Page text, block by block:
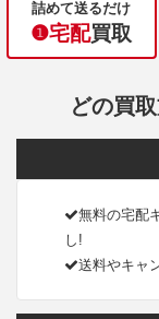
詰めて送るだけ
❶宅配買取
どの買
無料の宅配
し!
送料やキャ